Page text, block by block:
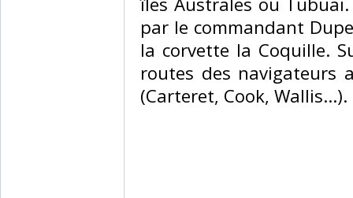
par le commandant
la corvette la Coquille.
routes des navigateurs
(Carteret, Cook,